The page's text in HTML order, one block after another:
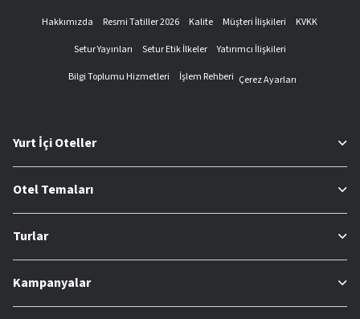
Hakkımızda Resmi Tatiller 2026 Kalite Müşteri İlişkileri
KVKK
Setur Yayınları
Setur Etik İlkeler
Yatırımcı İlişkileri
Bilgi Toplumu Hizmetleri
İşlem Rehberi Çerez Ayarları
Yurt İçi Oteller
Otel Temaları
Turlar
Kampanyalar